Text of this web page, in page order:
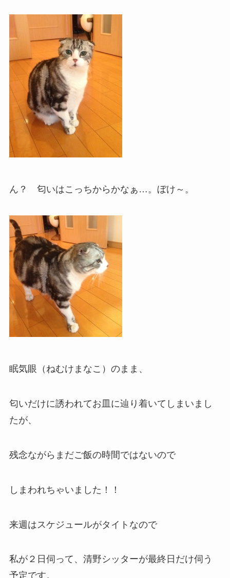
ん？ 匂いはこっちからかなぁ…。ぼけ～。
眠気眼（ねむけまなこ）のまま、
匂いだけに誘われてお皿に辿り着いてしまいまし
たが、
残念ながらまだご飯の時間ではないので
しまわれちゃいました！！
来週はスケジュールがタイトなので
私が２日伺って、清野シッターが最終日だけ伺う
予定です。